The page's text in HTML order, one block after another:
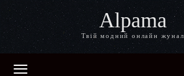
Alpama
Твій модний онлайн жунал